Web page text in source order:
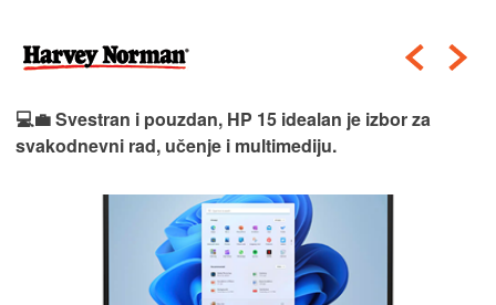
💻💼 Svestran i pouzdan, HP 15 idealan je izbor za
svakodnevni rad, učenje i multimediju.